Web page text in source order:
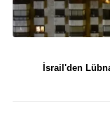
İsrail'den